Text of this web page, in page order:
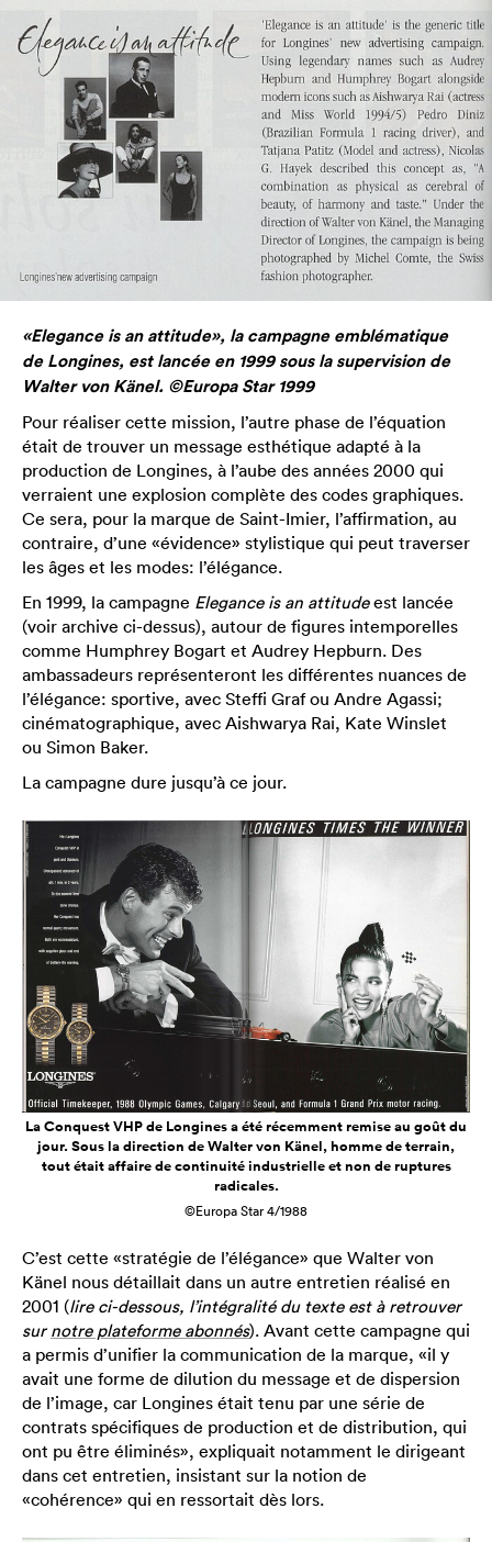
«Elegance is an attitude», la campagne emblématique
de Longines, est lancée en 1999 sous la supervision de
Walter von Känel. ©Europa Star 1999
Pour réaliser cette mission, l’autre phase de l’équation
était de trouver un message esthétique adapté à la
production de Longines, à l’aube des années 2000 qui
verraient une explosion complète des codes graphiques.
Ce sera, pour la marque de Saint-Imier, l’affirmation, au
contraire, d’une «évidence» stylistique qui peut traverser
les âges et les modes: l’élégance.
En 1999, la campagne Elegance is an attitudeest lancée
(voir archive ci-dessus), autour de figures intemporelles
comme Humphrey Bogart et Audrey Hepburn. Des
ambassadeurs représenteront les différentes nuances de
l’élégance: sportive, avec Steffi Graf ou Andre Agassi;
cinématographique, avec Aishwarya Rai, Kate Winslet
ou Simon Baker.
La campagne dure jusqu’à ce jour.
La Conquest VHP de Longines a été récemment remise au goût du
jour. Sous la direction de Walter von Känel, homme de terrain,
tout était affaire de continuité industrielle et non de ruptures
radicales.
©Europa Star 4/1988
C’est cette «stratégie de l’élégance» que Walter von
Känel nous détaillait dans un autre entretien réalisé en
2001 (lire ci-dessous, l’intégralité du texte est à retrouver
surnotre plateforme abonnés). Avant cette campagne qui
a permis d’unifier la communication de la marque, «il y
avait une forme de dilution du message et de dispersion
de l’image, car Longines était tenu par une série de
contrats spécifiques de production et de distribution, qui
ont pu être éliminés», expliquait notamment le dirigeant
dans cet entretien, insistant sur la notion de
«cohérence» qui en ressortait dès lors.